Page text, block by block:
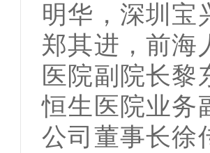
明华，深圳宝
郑其进，前海
医院副院长
恒生医院业务
公司董事长徐